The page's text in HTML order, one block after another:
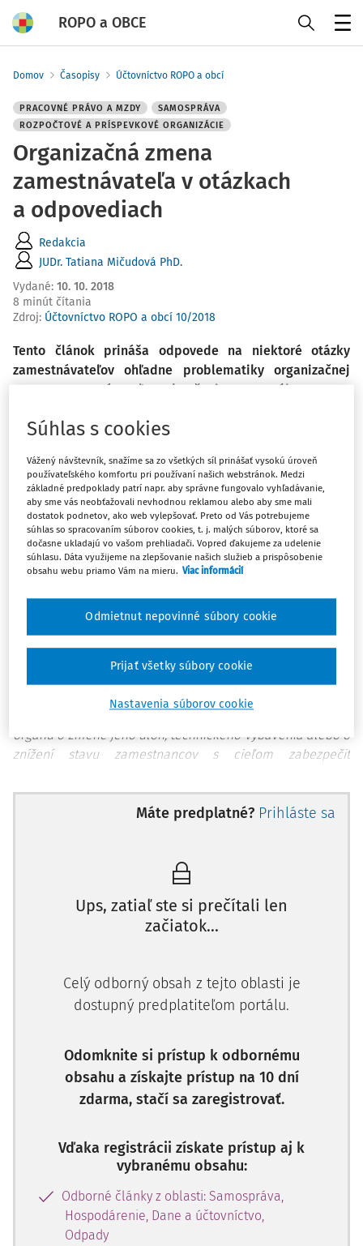
ROPO a OBCE
Domov Časopisy Účtovníctvo ROPO a obcí
PRACOVNÉ PRÁVO A MZDY
SAMOSPRÁVA
ROZPOČTOVÉ A PRÍSPEVKOVÉ ORGANIZÁCIE
Organizačná zmena
zamestnávateľa v otázkach
a odpovediach
Redakcia
JUDr. Tatiana Mičudová PhD.
Vydané: 10. 10. 2018
8 minút čítania
Zdroj: Účtovníctvo ROPO a obcí 10/2018
Tento článok prináša odpovede na niektoré otázky
zamestnávateľov ohľadne problematiky organizačnej
zmeny zamestnávateľa a skončenia pracovného pomeru
Organizačná zmena patrí medzi najčastejšie dôvody
skončenia pracovného pomeru zo strany zamestnávateľa,
a to bez ohľadu na to, či k skončeniu pracovného pomeru
dochádza formou výpovede alebo formou dohody.
? Otázka č. 1:
Musí byť rozhodnutie zamestnávateľa o organizačnej
Podľa § 63 ods. 1 písm. b) zákona č. 311/2001 Z. z. Zákonník
práce v z. n. p. (ďalej len „Zákonník práce“) môže dať
zamestnávateľ zamestnancovi výpoveď iba z dôvodov, ak:
b) sa zamestnanec stane nadbytočný vzhľadom
písomné rozhodnutiezamestnávateľa alebo príslušného
orgánu o zmene jeho úloh, technického vybavenia alebo o
znížení stavu zamestnancov s cieľom zabezpečiť
zamestnávateľ, ktorý je agentúrou dočasného
zamestnávania, aj ak sa zamestnanec stane nadbytočným
Máte predplatné? Prihláste sa
Ups, zatiaľ ste si prečítali len
začiatok...
Celý odborný obsah z tejto oblasti je
dostupný predplatiteľom portálu.
Odomknite si prístup k odbornému
obsahu a získajte prístup na 10 dní
zdarma, stačí sa zaregistrovať.
Vďaka registrácii získate prístup aj k
vybranému obsahu:
Odborné články z oblasti: Samospráva,
Hospodárenie, Dane a účtovníctvo,
Odpady
Súhlas s cookies
Vážený návštevník, snažíme sa zo všetkých síl prinášať vysokú úroveň
používateľského komfortu pri používaní našich webstránok. Medzi
základné predpoklady patrí napr. aby správne fungovalo vyhľadávanie,
aby sme vás neobťažovali nevhodnou reklamou alebo aby sme mali
dostatok podnetov, ako web vylepšovať. Preto od Vás potrebujeme
súhlas so spracovaním súborov cookies, t. j. malých súborov, ktoré sa
dočasne ukladajú vo vašom prehliadači. Vopred ďakujeme za udelenie
súhlasu. Dáta využijeme na zlepšovanie našich služieb a prispôsobenie
obsahu webu priamo Vám na mieru. Viac informácií
Nastavenia súborov cookie
Odmietnut nepovinné súbory cookie
Prijať všetky súbory cookie